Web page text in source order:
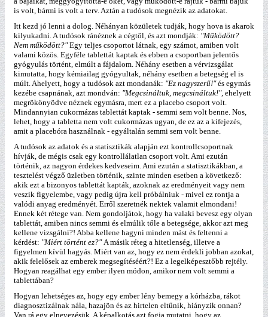
is volt, bármi is volt a terv. Aztán a tudósok megnézik az adatokat.
Itt kezd jó lenni a dolog. Néhányan közületek tudják, hogy hova is akarok
kilyukadni. A tudósok ránéznek a cégtől, és azt mondják: "Működött?
Nem működött?"Egy teljes csoportot látnak, egy számot, amiben volt
valami közös. Egyféle tablettát kaptak és ebben a csoportban jelentős
gyógyulás történt, elmúlt a fájdalom. Néhány esetben a vérvizsgálat
kimutatta, hogy kémiailag gyógyultak, néhány esetben a betegség el is
múlt. Ahelyett, hogy a tudósok azt mondanák: "Ez nagyszerű!"és egymás
kezébe csapnának, azt mondván: "Megcsináltuk, megcsináltuk!", ehelyett
megrökönyödve néznek egymásra, mert ez a placebo csoport volt.
Mindannyian cukormázas tablettát kaptak - semmi sem volt benne. Nos,
lehet, hogy a tabletta nem volt cukormázas ugyan, de ez az a kifejezés,
amit a placebóra használnak - egyáltalán semmi sem volt benne.
A tudósok az adatok és a statisztikák alapján ezt kontrollcsoportnak
hívják, de mégis csak egy kontrollálatlan csoport volt. Ami ezután
történik, az nagyon érdekes kedveseim. Ami ezután a statisztikákban, a
tesztelést végző üzletben történik, szinte minden esetben a következő:
akik ezt a bizonyos tablettát kapták, azoknak az eredményeit vagy nem
veszik figyelembe, vagy pedig újra kell próbálniuk - mivel ez rontja a
valódi anyag eredményét. Erről szeretnék nektek valamit elmondani!
Ennek két rétege van. Nem gondoljátok, hogy ha valaki bevesz egy olyan
tablettát, amiben nincs semmi és elmúlik tőle a betegsége, akkor azt meg
kellene vizsgálni?! Abba kellene hagyni minden mást és feltenni a
kérdést: "Miért történt ez?"A másik réteg a hitetlenség, illetve a
figyelmen kívül hagyás. Miért van az, hogy ez nem érdekli jobban azokat,
akik felelősek az emberek megsegítéséért?! Ez a legelképesztőbb rejtély.
Hogyan reagálhat egy ember ilyen módon, amikor nem volt semmi a
tablettában?
Hogyan lehetséges az, hogy egy ember lény bemegy a kórházba, rákot
diagnosztizálnak nála, hazajön és az hirtelen eltűnik, hiányzik onnan?
Van rá egy elnevezésük. A képalkotás azt fogja mutatni, hogy az